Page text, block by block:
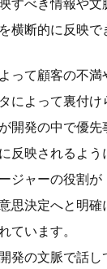
すべき情報や文
横断的に反映で
って顧客の不満
によって裏付
開発の中で優先
反映されるよう
ジャーの役割が
思決定へと明確
ています。
発の文脈で話し